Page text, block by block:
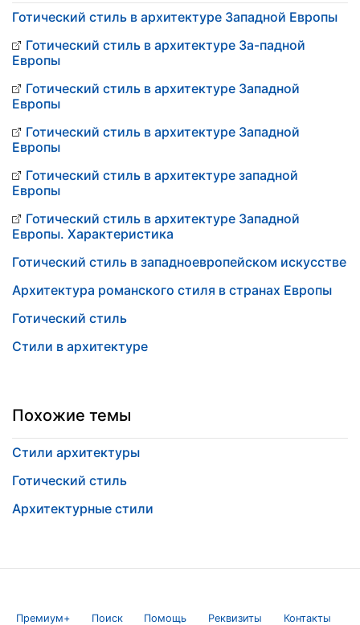
Готический стиль в архитектуре Западной Европы
Готический стиль в архитектуре За-падной
Европы
Готический стиль в архитектуре Западной
Европы
Готический стиль в архитектуре Западной
Европы
Готический стиль в архитектуре западной
Европы
Готический стиль в архитектуре Западной
Европы. Характеристика
Готический стиль в западноевропейском искусстве
Архитектура романского стиля в странах Европы
Готический стиль
Стили в архитектуре
Похожие темы
Стили архитектуры
Готический стиль
Архитектурные стили
Премиум+ Поиск Помощь Реквизиты Контакты